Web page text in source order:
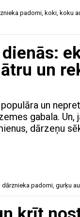
padomi, koki, koku
un
un
gabala.
dārzeņu
dārznieka padomi gurķu